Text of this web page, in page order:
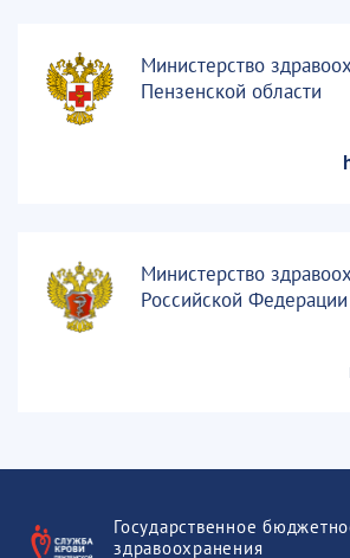
Министерство
Пензенской области
Министерство
Российской Федерации
Государственное
здравоохранения